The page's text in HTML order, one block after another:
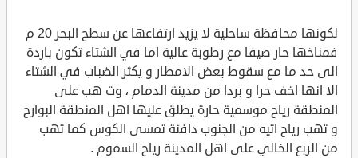
لكونها محافظة ساحلية لا يزيد ارتفاعها عن سطح البحر 20 م
فمناخها حار صيفا مع رطوبة عالية اما في الشتاء تكون باردة
الى حد ما مع سقوط بعض الامطار و يكثر الضباب في الشتاء
الا انها اخف حرا و بردا من مدينة الدمام ، وت هب على
المنطقة رياح موسمية حارة يطلق عليها اهل المنطقة البوارح
و تهب رياح اتيه من الجنوب دافئة تمسى الكوس كما تهب
من الربع الخالي على اهل المدينة رياح السموم .